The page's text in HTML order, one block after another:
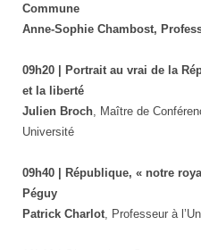
Commune
Anne-Sophie Chambost,
09h20 | Portrait au vrai de la
et la liberté
Julien Broch , Maître de
Université
09h40 | République, « notre
Péguy
Patrick Charlot , Professeur à